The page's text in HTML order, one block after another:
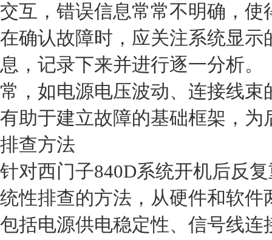
交互，错误信息常常不明确，
在确认故障时，应关注系统显
息，记录下来并进行逐一分析
常，如电源电压波动、连接线
有助于建立故障的基础框架，
排查方法
针对西门子840D系统开机后反
统性排查的方法，从硬件和软
包括电源供电稳定性、信号线